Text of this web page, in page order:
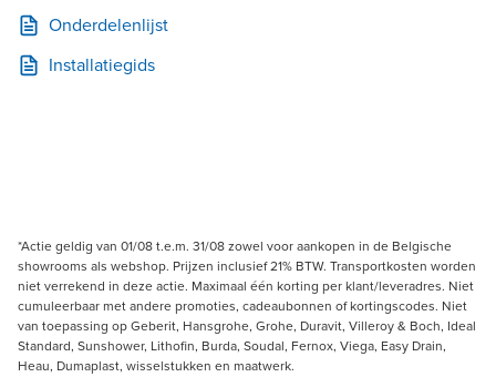
Onderdelenlijst
Installatiegids
*Actie geldig van 01/08 t.e.m. 31/08 zowel voor aankopen in de Belgische
showrooms als webshop. Prijzen inclusief 21% BTW. Transportkosten worden
niet verrekend in deze actie. Maximaal één korting per klant/leveradres. Niet
cumuleerbaar met andere promoties, cadeaubonnen of kortingscodes. Niet
van toepassing op Geberit, Hansgrohe, Grohe, Duravit, Villeroy & Boch, Ideal
Standard, Sunshower, Lithofin, Burda, Soudal, Fernox, Viega, Easy Drain,
Heau, Dumaplast, wisselstukken en maatwerk.